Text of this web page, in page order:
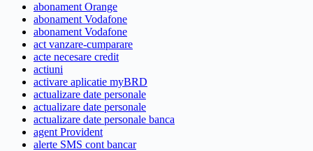
abonament Orange
abonament Vodafone
abonament Vodafone
act vanzare-cumparare
acte necesare credit
actiuni
activare aplicatie myBRD
actualizare date personale
actualizare date personale
actualizare date personale banca
agent Provident
alerte SMS cont bancar